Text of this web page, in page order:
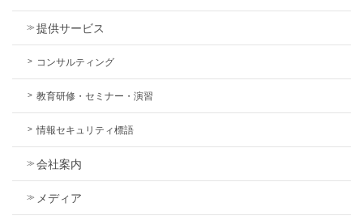
提供サービス
コンサルティング
教育研修・セミナー・演習
情報セキュリティ標語
会社案内
メディア